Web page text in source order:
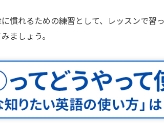
慣れるための練習として、レッスンで習
ましょう。